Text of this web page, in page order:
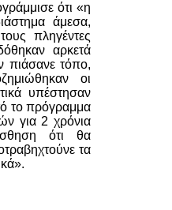
ότι «η
άμεσα,
πληγέντες
αρκετά
πιάσανε τόπο,
οι
υπέστησαν
το πρόγραμμα
για 2 χρόνια
ότι θα
τα